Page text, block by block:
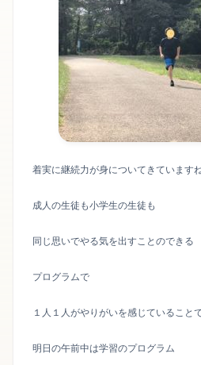
着実に継続力が身についてきていますね
成人の生徒も小学生の生徒も
同じ思いでやる気を出すことのできる
プログラムで
１人１人がやりがいを感じていること
明日の午前中は学習のプログラム